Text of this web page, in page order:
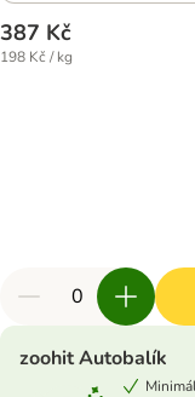
387 Kč
198 Kč / kg
zoohit Autobalík